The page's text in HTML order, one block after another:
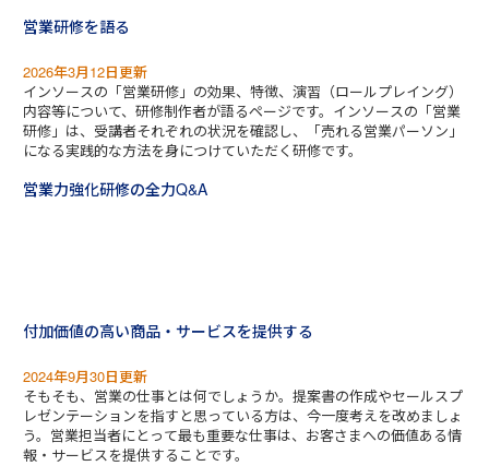
営業研修を語る
2026年3月12日更新
インソースの「営業研修」の効果、特徴、演習（ロールプレイング）
内容等について、研修制作者が語るページです。インソースの「営業
研修」は、受講者それぞれの状況を確認し、「売れる営業パーソン」
になる実践的な方法を身につけていただく研修です。
営業力強化研修の全力Q&A
付加価値の高い商品・サービスを提供する
2024年9月30日更新
そもそも、営業の仕事とは何でしょうか。提案書の作成やセールスプ
レゼンテーションを指すと思っている方は、今一度考えを改めましょ
う。営業担当者にとって最も重要な仕事は、お客さまへの価値ある情
報・サービスを提供することです。